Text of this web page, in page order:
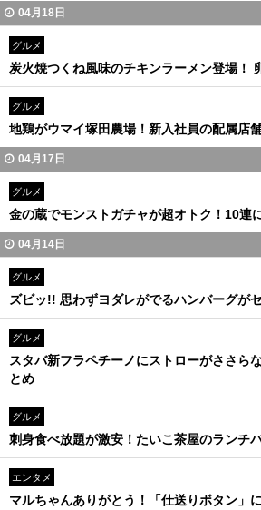
04月18日
グルメ
炭火焼つくね風味のチキンラーメン登場！
グルメ
地鶏がウマイ塚田農場！新入社員の配属店
04月17日
グルメ
金の蔵でモンストガチャが超オトク！10連
04月14日
グルメ
ズビッ!! 思わずヨダレがでるハンバーグが
グルメ
スタバ新フラペチーノにストローがささら
とめ
グルメ
刺身食べ放題が激安！たいこ茶屋のランチ
エンタメ
マルちゃんありがとう！「仕送りボタン」